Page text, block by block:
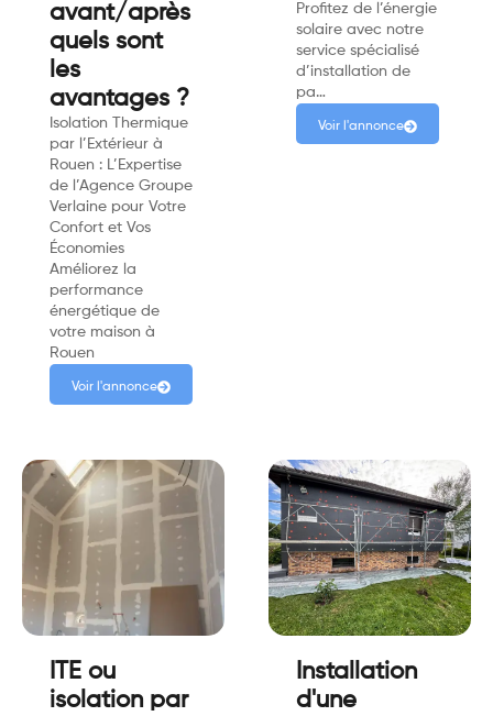
avant/après
quels sont
les
avantages ?
Isolation Thermique
par l’Extérieur à
Rouen : L’Expertise
de l’Agence Groupe
Verlaine pour Votre
Confort et Vos
Économies
Améliorez la
performance
énergétique de
votre maison à
Rouen
Voir l'annonce
Profitez de l’énergie
solaire avec notre
service spécialisé
d’installation de
pa…
Voir l'annonce
ITE ou
isolation par
Installation
d'une